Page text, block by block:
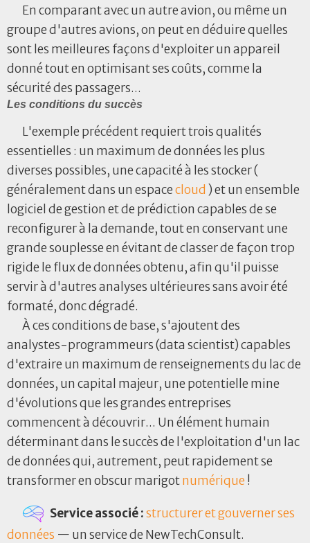
En comparant avec un autre avion, ou même un
groupe d'autres avions, on peut en déduire quelles
sont les meilleures façons d'exploiter un appareil
donné tout en optimisant ses coûts, comme la
sécurité des passagers...
Les conditions du succès
L'exemple précédent requiert trois qualités
essentielles : un maximum de données les plus
diverses possibles, une capacité à les stocker (
généralement dans un espacecloud ) et un ensemble
logiciel de gestion et de prédiction capables de se
reconfigurer à la demande, tout en conservant une
grande souplesse en évitant de classer de façon trop
rigide le flux de données obtenu, afin qu'il puisse
servir à d'autres analyses ultérieures sans avoir été
formaté, donc dégradé.
À ces conditions de base, s'ajoutent des
analystes-programmeurs (data scientist) capables
d'extraire un maximum de renseignements du lac de
données, un capital majeur, une potentielle mine
d'évolutions que les grandes entreprises
commencent à découvrir... Un élément humain
déterminant dans le succès de l'exploitation d'un lac
de données qui, autrement, peut rapidement se
transformer en obscur marigotnumérique !
Service associé :structurer et gouverner ses
données — un service de NewTechConsult.